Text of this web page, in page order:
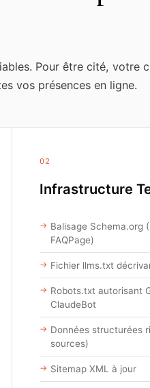
Pour être cité, votre
vos présences en ligne.
02
Infrastructure
Balisage Schema.org
FAQPage)
Fichier llms.txt
Robots.txt autorisant
ClaudeBot
Données structurées
sources)
Sitemap XML à jour